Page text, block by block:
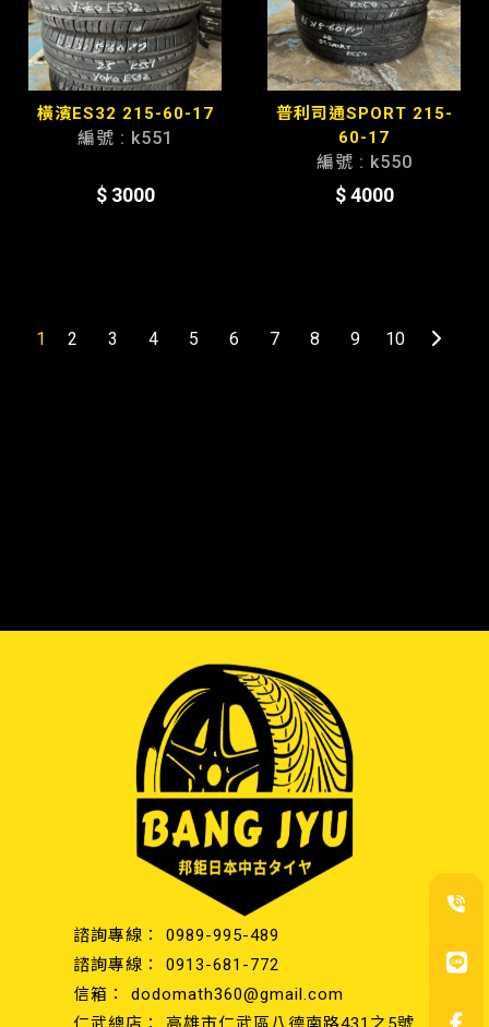
橫濱ES32 215-60-17
編號 : k551
$ 3000
普利司通SPORT 215-
60-17
編號 : k550
$ 4000
1 2 3 4 5 6 7 8 9 10
0989-995-489
0913-681-772
dodomath360@gmail.com